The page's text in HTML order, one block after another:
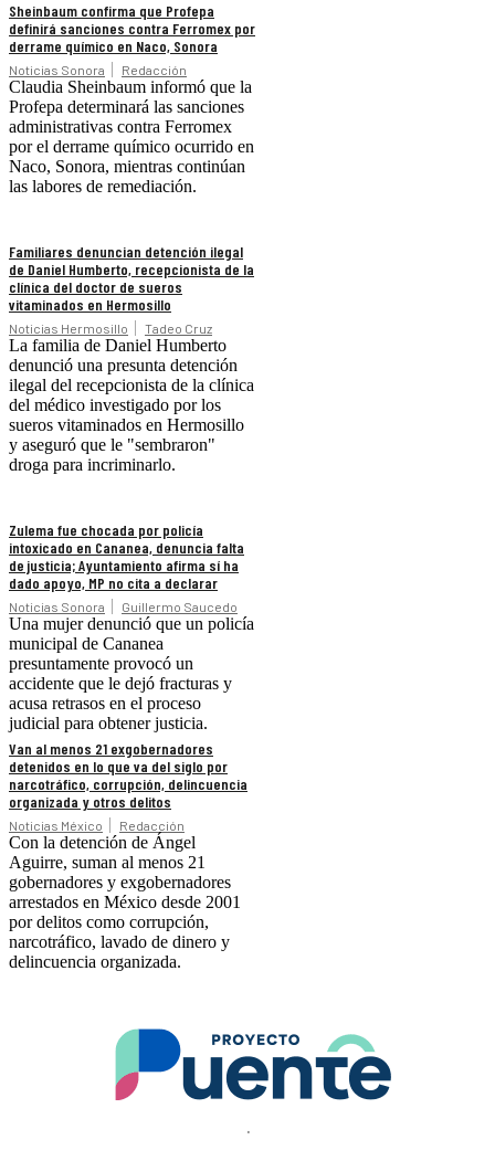
Sheinbaum confirma que Profepa
definirá sanciones contra Ferromex por
derrame químico en Naco, Sonora
Noticias Sonora Redacción
Claudia Sheinbaum informó que la
Profepa determinará las sanciones
administrativas contra Ferromex
por el derrame químico ocurrido en
Naco, Sonora, mientras continúan
las labores de remediación.
Familiares denuncian detención ilegal
de Daniel Humberto, recepcionista de la
clínica del doctor de sueros
vitaminados en Hermosillo
Noticias Hermosillo Tadeo Cruz
La familia de Daniel Humberto
denunció una presunta detención
ilegal del recepcionista de la clínica
del médico investigado por los
sueros vitaminados en Hermosillo
y aseguró que le "sembraron"
droga para incriminarlo.
Zulema fue chocada por policía
intoxicado en Cananea, denuncia falta
de justicia; Ayuntamiento afirma sí ha
dado apoyo, MP no cita a declarar
Noticias Sonora Guillermo Saucedo
Una mujer denunció que un policía
municipal de Cananea
presuntamente provocó un
accidente que le dejó fracturas y
acusa retrasos en el proceso
judicial para obtener justicia.
Van al menos 21 exgobernadores
detenidos en lo que va del siglo por
narcotráfico, corrupción, delincuencia
organizada y otros delitos
Noticias México Redacción
Con la detención de Ángel
Aguirre, suman al menos 21
gobernadores y exgobernadores
arrestados en México desde 2001
por delitos como corrupción,
narcotráfico, lavado de dinero y
delincuencia organizada.
.